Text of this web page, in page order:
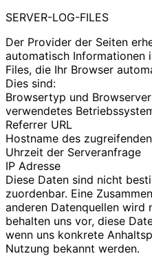
SERVER-LOG-FILES
Der Provider der Seiten
automatisch Informationen
Files, die Ihr Browser
Dies sind:
Browsertyp und
verwendetes
Referrer URL
Hostname des
Uhrzeit der Serveranfrage
IP Adresse
Diese Daten sind nicht
zuordenbar. Eine
anderen Datenquellen wird
behalten uns vor, diese
wenn uns konkrete
Nutzung bekannt werden.